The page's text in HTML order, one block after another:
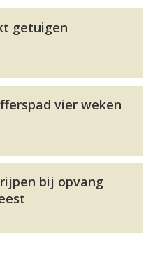
getuigen
vier weken
bij opvang